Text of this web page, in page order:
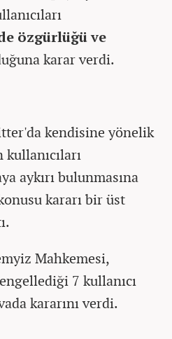
özgürlüğü ve
karar verdi.
kendisine yönelik
aykırı bulunmasına
kararı bir üst
Mahkemesi,
7 kullanıcı
kararını verdi.